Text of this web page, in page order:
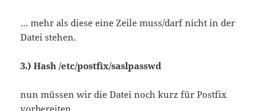
… mehr als diese eine Zeile muss/darf nicht in der
Datei stehen.
3.) Hash /etc/postfix/saslpasswd
nun müssen wir die Datei noch kurz für Postfix